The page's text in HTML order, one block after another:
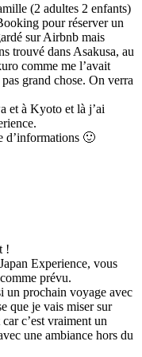
(2 adultes 2 enfants)
pour réserver un
sur Airbnb mais
trouvé dans Asakusa, au
comme me l’avait
grand chose. On verra
et à Kyoto et là j’ai
d’informations 🙂
!
Experience, vous
prévu.
un prochain voyage avec
que je vais miser sur
c’est vraiment un
une ambiance hors du